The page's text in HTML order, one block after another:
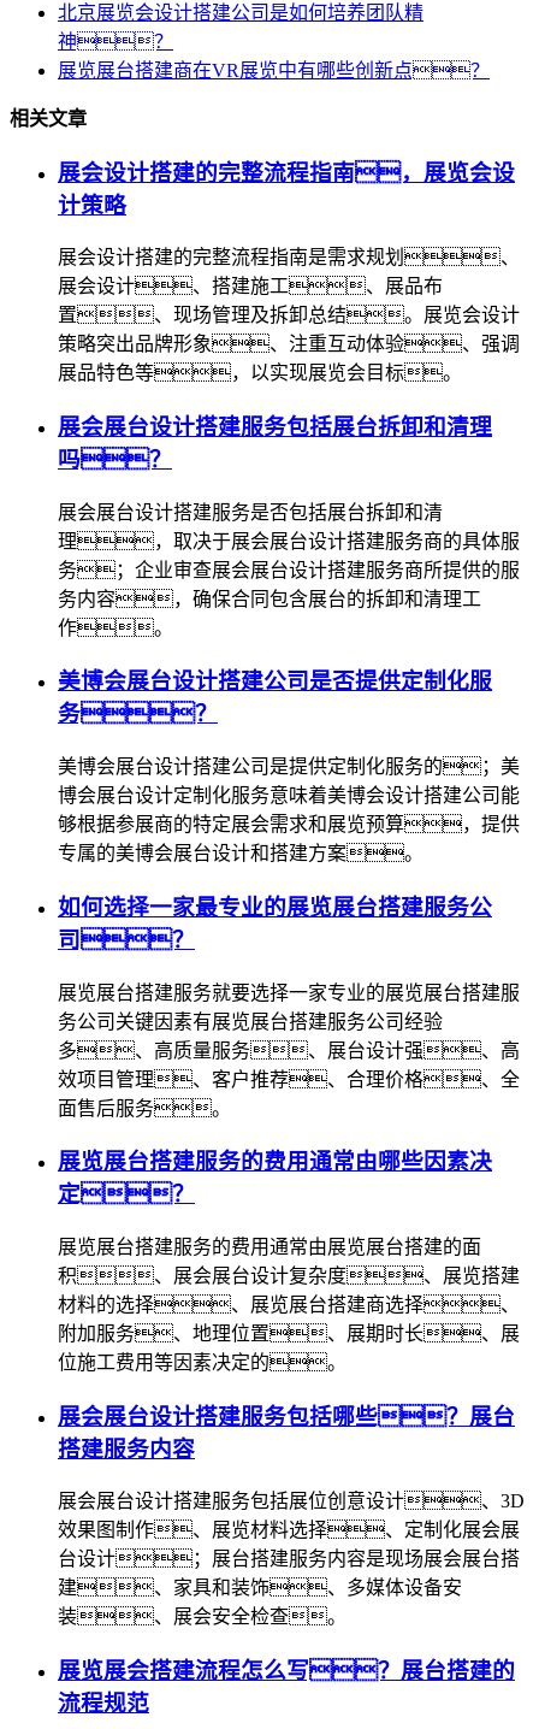
北京展览会设计搭建公司是如何培养团队精
神？
展览展台搭建商在VR展览中有哪些创新点？
相关文章
展会设计搭建的完整流程指南，展览会设
计策略
展会设计搭建的完整流程指南是需求规划、
展会设计、搭建施工、展品布
置、现场管理及拆卸总结。展览会设计
策略突出品牌形象、注重互动体验、强调
展品特色等，以实现展览会目标。
展会展台设计搭建服务包括展台拆卸和清理
吗？
展会展台设计搭建服务是否包括展台拆卸和清
理，取决于展会展台设计搭建服务商的具体服
务；企业审查展会展台设计搭建服务商所提供的服
务内容，确保合同包含展台的拆卸和清理工
作。
美博会展台设计搭建公司是否提供定制化服
务？
美博会展台设计搭建公司是提供定制化服务的；美
博会展台设计定制化服务意味着美博会设计搭建公司能
够根据参展商的特定展会需求和展览预算，提供
专属的美博会展台设计和搭建方案。
如何选择一家最专业的展览展台搭建服务公
司？
展览展台搭建服务就要选择一家专业的展览展台搭建服
务公司关键因素有展览展台搭建服务公司经验
多、高质量服务、展台设计强、高
效项目管理、客户推荐、合理价格、全
面售后服务。
展览展台搭建服务的费用通常由哪些因素决
定？
展览展台搭建服务的费用通常由展览展台搭建的面
积、展会展台设计复杂度、展览搭建
材料的选择、展览展台搭建商选择、
附加服务、地理位置、展期时长、展
位施工费用等因素决定的。
展会展台设计搭建服务包括哪些？展台
搭建服务内容
展会展台设计搭建服务包括展位创意设计、3D
效果图制作、展览材料选择、定制化展会展
台设计；展台搭建服务内容是现场展会展台搭
建、家具和装饰、多媒体设备安
装、展会安全检查。
展览展会搭建流程怎么写？展台搭建的
流程规范